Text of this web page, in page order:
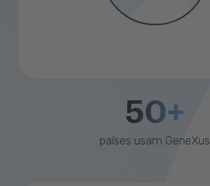
50+
países usam GeneXus